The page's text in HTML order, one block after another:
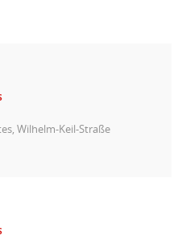
Wilhelm-Keil-Straße